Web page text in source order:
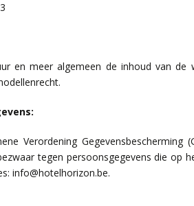
en meer algemeen de inhoud van
Verordening
tegen persoonsgegevens die op
info@hotelhorizon.be.